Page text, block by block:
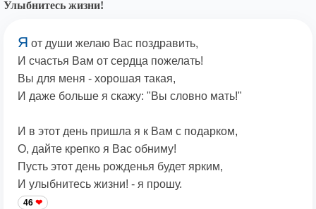
Улыбнитесь жизни!
Я от души желаю Вас поздравить,
И счастья Вам от сердца пожелать!
Вы для меня - хорошая такая,
И даже больше я скажу: "Вы словно мать!"
И в этот день пришла я к Вам с подарком,
О, дайте крепко я Вас обниму!
Пусть этот день рожденья будет ярким,
И улыбнитесь жизни! - я прошу.
46